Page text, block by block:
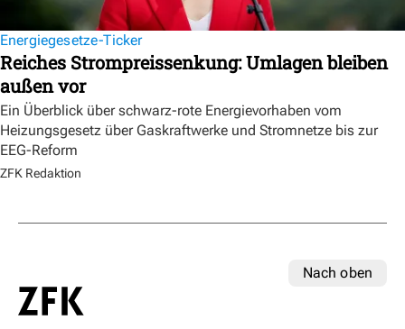
Energiegesetze-Ticker
Reiches Strompreissenkung: Umlagen bleiben
außen vor
Ein Überblick über schwarz-rote Energievorhaben vom
Heizungsgesetz über Gaskraftwerke und Stromnetze bis zur
EEG-Reform
ZFK Redaktion
Nach oben